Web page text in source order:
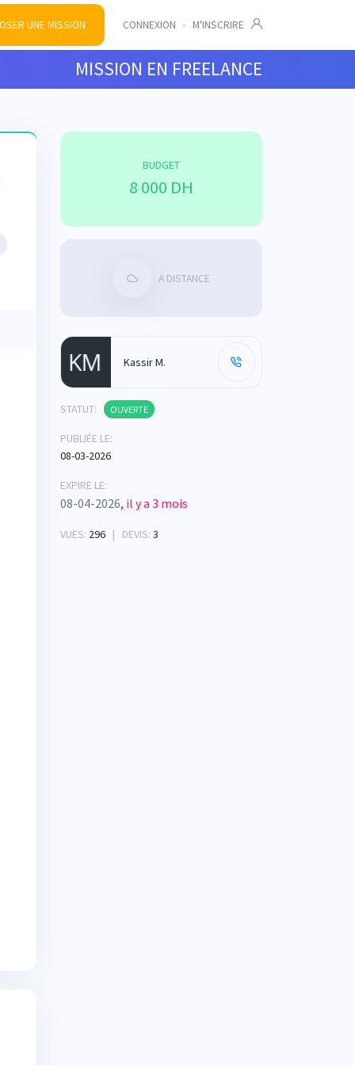
UNE MISSION CONNEXION • M'INSCRIRE
MISSION EN FREELANCE
BUDGET
8 000 DH
A DISTANCE
Kassir M.
STATUT: OUVERTE
PUBLIÉE LE:
08-03-2026
EXPIRE LE:
08-04-2026, il y a 3 mois
VUES: 296 | DEVIS: 3